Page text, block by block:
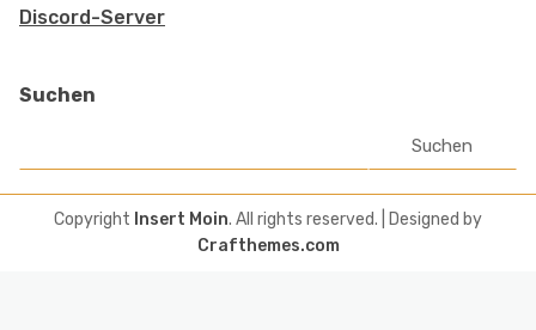
Discord-Server
Suchen
Suchen
Copyright Insert Moin. All rights reserved.
| Designed by
Crafthemes.com